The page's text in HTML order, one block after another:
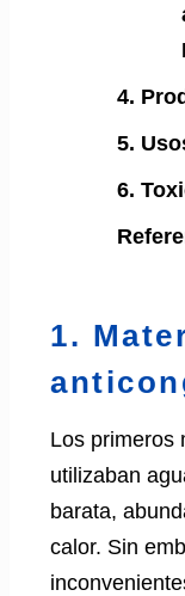
4.
5.
6.
1.
Los primeros
utilizaban
barata,
calor. Sin